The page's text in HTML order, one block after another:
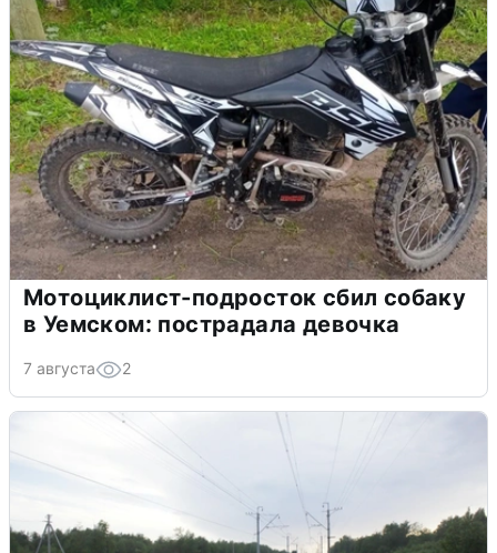
Мотоциклист-подросток сбил собаку
в Уемском: пострадала девочка
7 августа 2